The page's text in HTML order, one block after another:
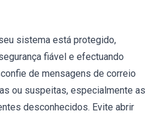
sistema está protegido,
fiável e efectuando
de mensagens de correio
ou suspeitas, especialmente as
desconhecidos. Evite abrir